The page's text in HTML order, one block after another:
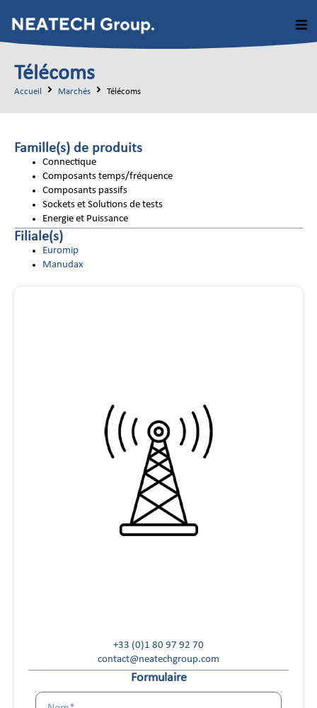
Télécoms
Accueil Marchés Télécoms
Famille(s) de produits
Connectique
Composants temps/fréquence
Composants passifs
Sockets et Solutions de tests
Energie et Puissance
Filiale(s)
Euromip
Manudax
+33 (0)1 80 97 92 70
contact@neatechgroup.com
Formulaire